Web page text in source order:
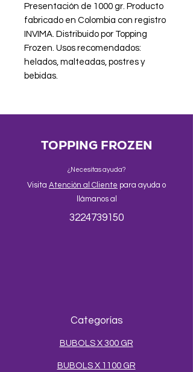
Presentación de 1000 gr. Producto
fabricado en Colombia con registro
INVIMA. Distribuido por Topping
Frozen. Usos recomendados:
helados, malteadas, postres y
bebidas.
TOPPING FROZEN
¿Necesitas ayuda?
Visita Atención al Cliente para ayuda o
llámanos al
3224739150
Categorías
BUBOLS X 300 GR
BUBOLS X 1100 GR